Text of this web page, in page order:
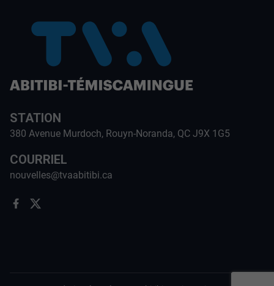
STATION
380 Avenue Murdoch, Rouyn-Noranda, QC J9X 1G5
COURRIEL
nouvelles@tvaabitibi.ca